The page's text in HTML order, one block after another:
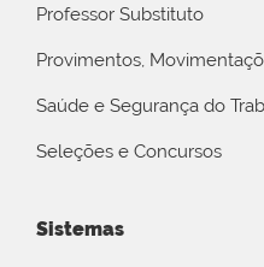
Professor Substituto
Provimentos,
Saúde e Segurança do
Seleções e Concursos
Sistemas